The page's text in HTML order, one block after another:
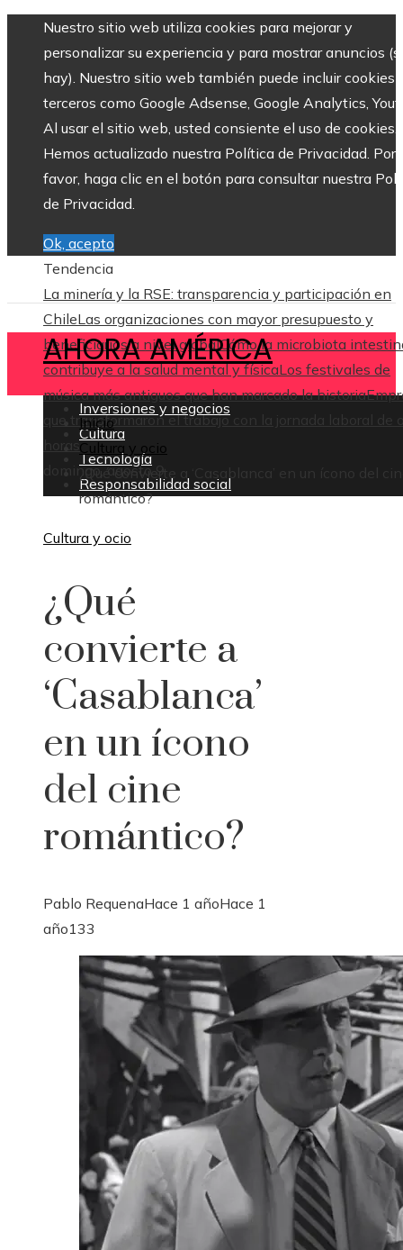
Nuestro sitio web utiliza cookies para mejorar y
personalizar su experiencia y para mostrar anuncios
hay). Nuestro sitio web también puede incluir cookies
terceros como Google Adsense, Google Analytics,
Al usar el sitio web, usted consiente el uso de cookies.
Hemos actualizado nuestra Política de Privacidad. Por
favor, haga clic en el botón para consultar nuestra
de Privacidad.
Ok, acepto
Tendencia
La minería y la RSE: transparencia y participación en
ChileLas organizaciones con mayor presupuesto y
beneficiarios a nivel globalCómo la microbiota
contribuye a la salud mental y físicaLos festivales de
música más antiguos que han marcado la historia
que transformaron el trabajo con la jornada laboral de
horas
domingo, agosto 9
AHORA AMÉRICA
Inversiones y negocios
Cultura
Tecnología
Responsabilidad social
Inicio
Cultura y ocio
¿Qué convierte a ‘Casablanca’ en un ícono del
romántico?
Cultura y ocio
¿Qué
convierte a
‘Casablanca’
en un ícono
del cine
romántico?
Pablo RequenaHace 1 añoHace 1
año133